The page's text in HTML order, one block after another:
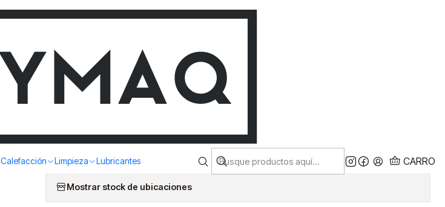
Calefacción Limpieza Lubricantes CARRO
Despacho a todo chile!
TALADRO PERCUTOR
INALAMBRICO 13MM 20V NEO
TP 913/20 C1
Mostrar stock de ubicaciones